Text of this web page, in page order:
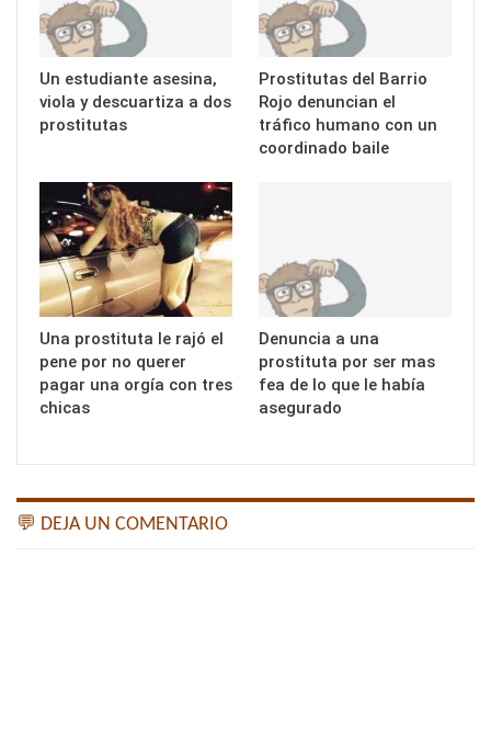
Un estudiante asesina,
viola y descuartiza a dos
prostitutas
Prostitutas del Barrio
Rojo denuncian el
tráfico humano con un
coordinado baile
Una prostituta le rajó el
pene por no querer
pagar una orgía con tres
chicas
Denuncia a una
prostituta por ser mas
fea de lo que le había
asegurado
💬 DEJA UN COMENTARIO